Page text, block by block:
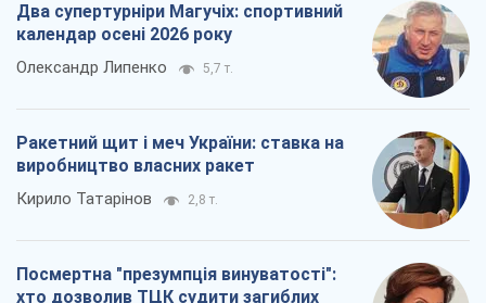
Два супертурніри Магучіх: спортивний
календар осені 2026 року
Олександр Липенко 5,7 т.
Ракетний щит і меч України: ставка на
виробництво власних ракет
Кирило Татарінов 2,8 т.
Посмертна "презумпція винуватості":
хто дозволив ТЦК судити загиблих